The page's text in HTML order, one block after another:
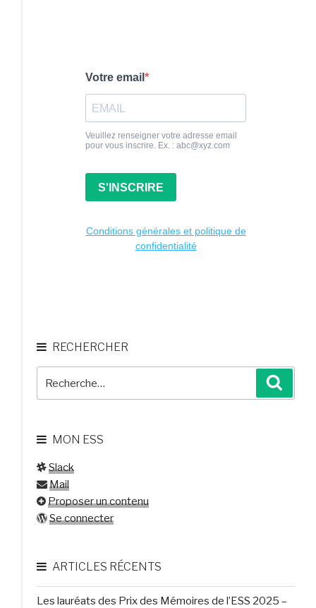
RECHERCHER
MON ESS
Slack
Mail
Proposer un contenu
Se connecter
ARTICLES RÉCENTS
Les lauréats des Prix des Mémoires de l’ESS 2025 –